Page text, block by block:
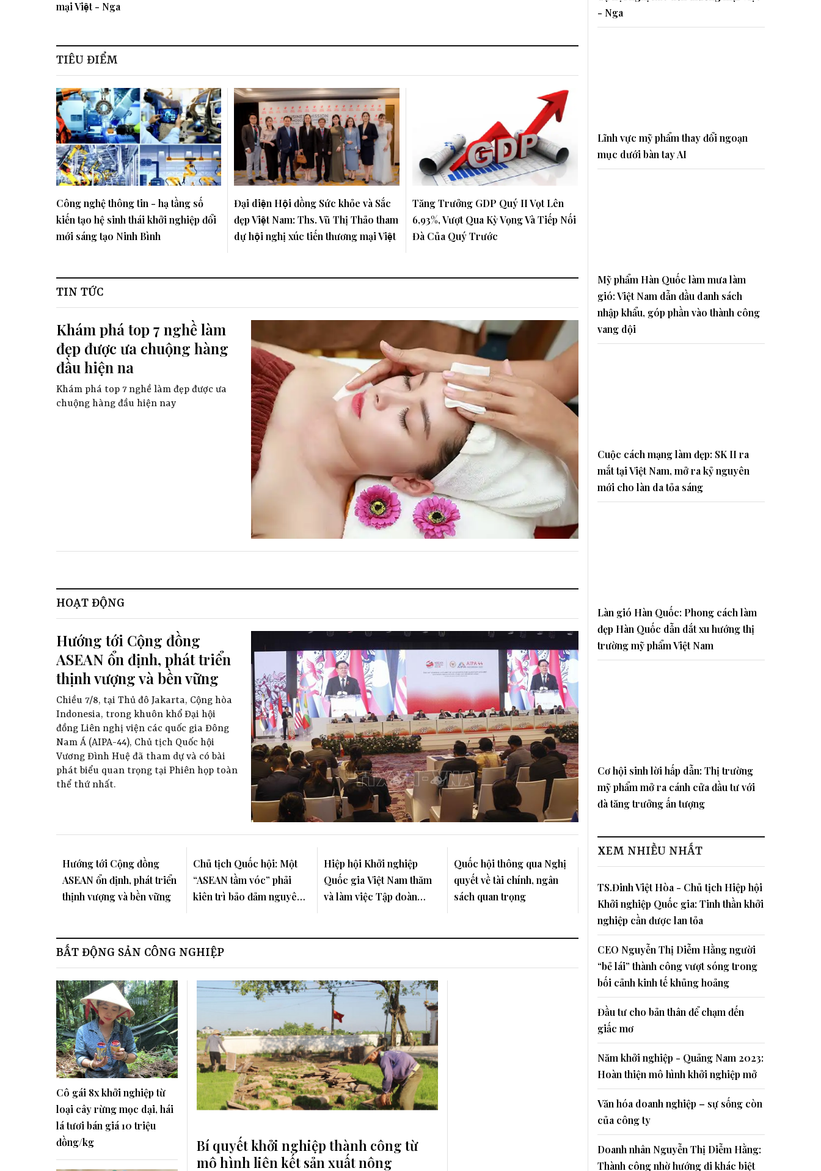
mại Việt - Nga
TIÊU ĐIỂM
Công nghệ thông tin - hạ tầng số
kiến tạo hệ sinh thái khởi nghiệp đổi
mới sáng tạo Ninh Bình
Đại diện Hội đồng Sức khỏe và Sắc
đẹp Việt Nam: Ths. Vũ Thị Thảo tham
dự hội nghị xúc tiến thương mại Việt
Tăng Trưởng GDP Quý II Vọt Lên
6,93%, Vượt Qua Kỳ Vọng Và Tiếp Nối
Đà Của Quý Trước
TIN TỨC
Khám phá top 7 nghề làm
đẹp được ưa chuộng hàng
đầu hiện na
Khám phá top 7 nghề làm đẹp được ưa
chuộng hàng đầu hiện nay
HOẠT ĐỘNG
Hướng tới Cộng đồng
ASEAN ổn định, phát triển
thịnh vượng và bền vững
Chiều 7/8, tại Thủ đô Jakarta, Cộng hòa
Indonesia, trong khuôn khổ Đại hội
đồng Liên nghị viện các quốc gia Đông
Nam Á (AIPA-44), Chủ tịch Quốc hội
Vương Đình Huệ đã tham dự và có bài
phát biểu quan trọng tại Phiên họp toàn
thể thứ nhất.
Hướng tới Cộng đồng
ASEAN ổn định, phát triển
thịnh vượng và bền vững
Chủ tịch Quốc hội: Một
“ASEAN tầm vóc” phải
kiên trì bảo đảm nguyên
Hiệp hội Khởi nghiệp
Quốc gia Việt Nam thăm
và làm việc Tập đoàn
Quốc hội thông qua Nghị
quyết về tài chính, ngân
sách quan trọng
BẤT ĐỘNG SẢN CÔNG NGHIỆP
Cô gái 8x khởi nghiệp từ
loại cây rừng mọc dại, hái
lá tươi bán giá 10 triệu
đồng/kg
Bí quyết khởi nghiệp thành công từ
mô hình liên kết sản xuất nông
- Nga
Lĩnh vực mỹ phẩm thay đổi ngoạn
mục dưới bàn tay AI
Mỹ phẩm Hàn Quốc làm mưa làm
gió: Việt Nam dẫn đầu danh sách
nhập khẩu, góp phần vào thành công
vang dội
Cuộc cách mạng làm đẹp: SK II ra
mắt tại Việt Nam, mở ra kỷ nguyên
mới cho làn da tỏa sáng
Làn gió Hàn Quốc: Phong cách làm
đẹp Hàn Quốc dẫn dắt xu hướng thị
trường mỹ phẩm Việt Nam
Cơ hội sinh lời hấp dẫn: Thị trường
mỹ phẩm mở ra cánh cửa đầu tư với
đà tăng trưởng ấn tượng
XEM NHIỀU NHẤT
TS.Đinh Việt Hòa - Chủ tịch Hiệp hội
Khởi nghiệp Quốc gia: Tinh thần khởi
nghiệp cần được lan tỏa
CEO Nguyễn Thị Diễm Hằng người
“bẻ lái” thành công vượt sóng trong
bối cảnh kinh tế khủng hoảng
Đầu tư cho bản thân để chạm đến
giấc mơ
Năm khởi nghiệp - Quảng Nam 2023:
Hoàn thiện mô hình khởi nghiệp mở
Văn hóa doanh nghiệp – sự sống còn
của công ty
Doanh nhân Nguyễn Thị Diễm Hằng:
Thành công nhờ hướng đi khác biệt